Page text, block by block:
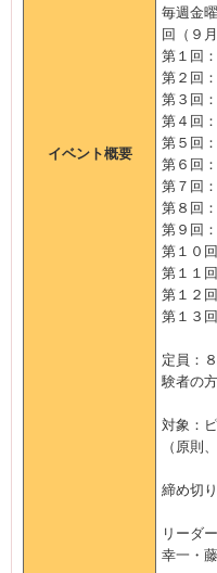
イベント概要
毎週金
回（９
第１回
第２回
第３回
第４回
第５回
第６回
第７回
第８回
第９回
第１０
第１１
第１２
第１３
定員：
験者の
対象：
（原則
締め切
リーダ
幸一・